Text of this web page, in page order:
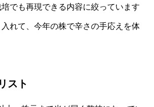
でも再現できる内容に絞っています
れて、今年の株で辛さの手応えを体
スト